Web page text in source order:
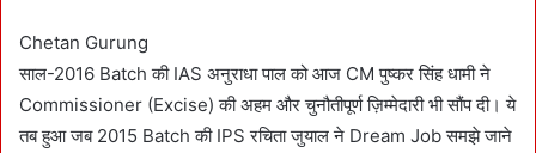
n
Chetan Gurung
साल-2016 Batch की IAS अनुराधा पाल को आज CM पुष्कर सिंह धामी ने
Commissioner (Excise) की अहम और चुनौतीपूर्ण ज़िम्मेदारी भी सौंप दी। ये
तब हुआ जब 2015 Batch की IPS रचिता जुयाल ने Dream Job समझे जाने